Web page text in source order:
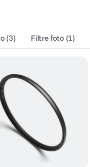
(3) Filtre foto(1)